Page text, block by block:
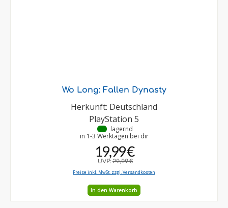
Wo Long: Fallen Dynasty
Herkunft: Deutschland
PlayStation 5
lagernd
in 1-3 Werktagen bei dir
19,99 €
UVP: 29,99 €
Preise inkl. MwSt. zzgl. Versandkosten
In den Warenkorb